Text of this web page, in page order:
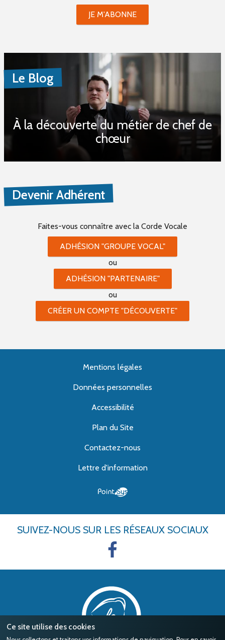
Ce site utilise des cookies
JE M'ABONNE
Le Blog
À la découverte du métier de chef de
chœur
Devenir Adhérent
Faites-vous connaître avec la Corde Vocale
ADHÉSION "GROUPE VOCAL"
ou
ADHÉSION "PARTENAIRE"
ou
CRÉER UN COMPTE "DÉCOUVERTE"
Mentions légales
Données personnelles
Accessibilité
Plan du Site
Contactez-nous
Lettre d'information
SUIVEZ-NOUS SUR LES RÉSEAUX SOCIAUX